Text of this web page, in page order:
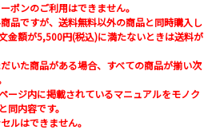
ポンのご利用はできません。
品ですが、送料無料以外の商品と同時購入し
金額が5,500円(税込)に満たないときは送料が
いた商品がある場合、すべての商品が揃い次
ージ内に掲載されているマニュアルをモノク
同内容です。
ルはできません。